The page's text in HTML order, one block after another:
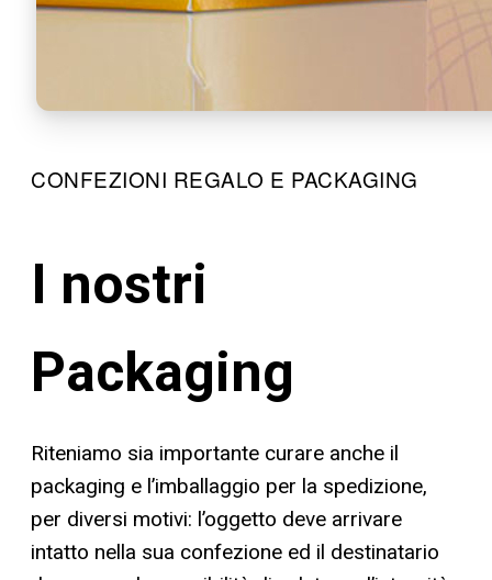
CONFEZIONI REGALO E PACKAGING
I nostri
Packaging
Riteniamo sia importante curare anche il
packaging e l’imballaggio per la spedizione,
per diversi motivi: l’oggetto deve arrivare
intatto nella sua confezione ed il destinatario